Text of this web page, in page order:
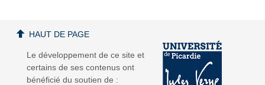
Le développement de ce site et
certains de ses contenus ont
bénéficié du soutien de :
HAUT DE PAGE